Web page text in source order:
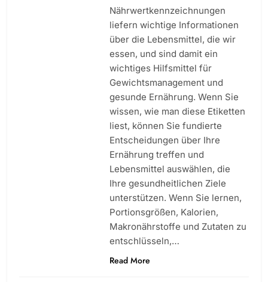
Nährwertkennzeichnungen
liefern wichtige Informationen
über die Lebensmittel, die wir
essen, und sind damit ein
wichtiges Hilfsmittel für
Gewichtsmanagement und
gesunde Ernährung. Wenn Sie
wissen, wie man diese Etiketten
liest, können Sie fundierte
Entscheidungen über Ihre
Ernährung treffen und
Lebensmittel auswählen, die
Ihre gesundheitlichen Ziele
unterstützen. Wenn Sie lernen,
Portionsgrößen, Kalorien,
Makronährstoffe und Zutaten zu
entschlüsseln,…
Read More